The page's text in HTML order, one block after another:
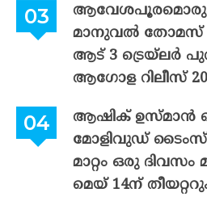
മാനുവൽ തോമസ്
ആട് 3 ട്രെയ്‌ലർ
ആഗോള റിലീസ്
ആഷിക് ഉസ്മാൻ
മോളിവുഡ് ടൈംസ്
മാറ്റം ഒരു
മെയ് 14ന്